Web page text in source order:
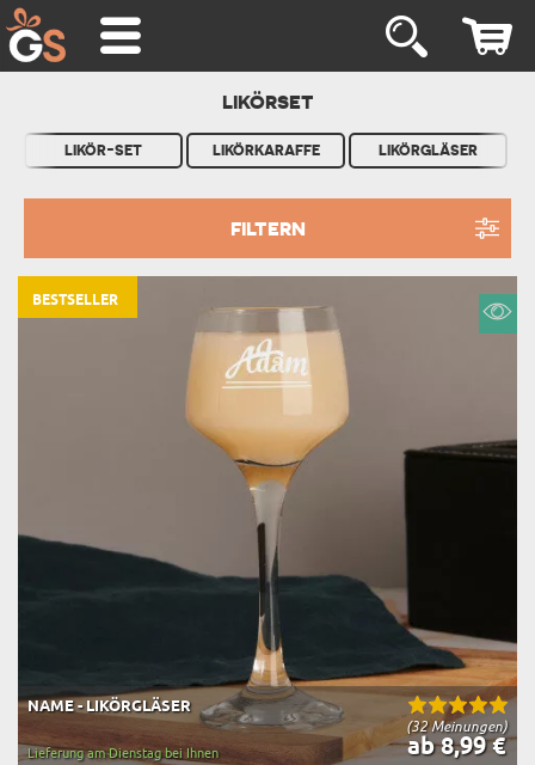
LIKÖRSET
LIKÖR-SET LIKÖRKARAFFE LIKÖRGLÄSER
FILTERN
(32 Meinungen)
NAME - LIKÖRGLÄSER
ab 8,99 €
Lieferung am Dienstag bei Ihnen
BESTSELLER